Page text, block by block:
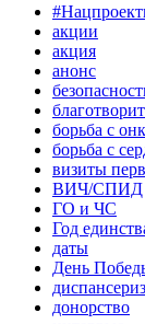
акции
акция
анонс
борьба с
борьба с
визиты
ВИЧ/СПИД
ГО и ЧС
Год
даты
День
донорство